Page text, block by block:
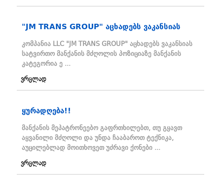
"JM TRANS GROUP" აცხადებს ვაკანსიას
კომპანია LLC "JM TRANS GROUP" აცხადებს ვაკანსიას
სატვირთო მანქანის მძღოლის პოზიციაზე მანქანის
კატეგორია ე ...
ვრცლად
ყურადღება!!
მანქანის მეპატრონეებო გაფრთხილებთ, თუ გყავთ
აყვანილი მძღოლი და უნდა ჩააბაროთ ტექნიკა,
აუცილებლად მოითხოვეთ უძრავი ქონები ...
ვრცლად